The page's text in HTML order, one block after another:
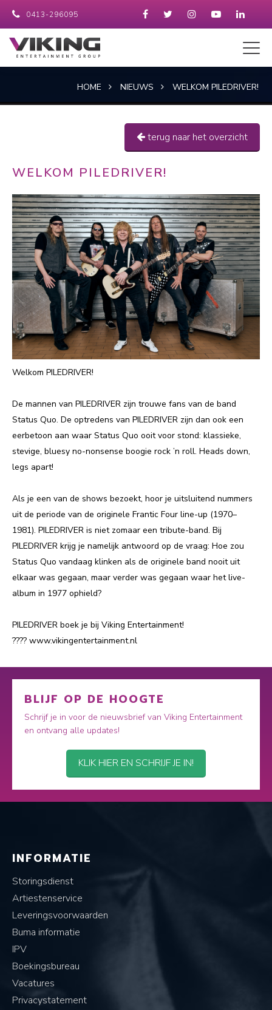
0413-296095
HOME NIEUWS WELKOM PILEDRIVER!
terug naar het overzicht
WELKOM PILEDRIVER!
Welkom PILEDRIVER!
De mannen van PILEDRIVER zijn trouwe fans van de band
Status Quo. De optredens van PILEDRIVER zijn dan ook een
eerbetoon aan waar Status Quo ooit voor stond: klassieke,
stevige, bluesy no-nonsense boogie rock ’n roll. Heads down,
legs apart!
Als je een van de shows bezoekt, hoor je uitsluitend nummers
uit de periode van de originele Frantic Four line-up (1970–
1981). PILEDRIVER is niet zomaar een tribute-band. Bij
PILEDRIVER krijg je namelijk antwoord op de vraag: Hoe zou
Status Quo vandaag klinken als de originele band nooit uit
elkaar was gegaan, maar verder was gegaan waar het live-
album in 1977 ophield?
PILEDRIVER boek je bij Viking Entertainment!
???? www.vikingentertainment.nl
BLIJF OP DE HOOGTE
Schrijf je in voor de nieuwsbrief van Viking Entertainment
en ontvang alle updates!
KLIK HIER EN SCHRIJF JE IN!
INFORMATIE
Storingsdienst
Artiestenservice
Leveringsvoorwaarden
Buma informatie
IPV
Boekingsbureau
Vacatures
Privacystatement